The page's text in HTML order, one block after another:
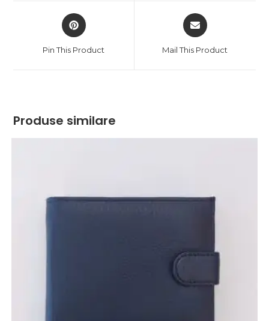
Opens
in
new
Pin This Product
Opens
in
new
Mail This Product
Produse similare